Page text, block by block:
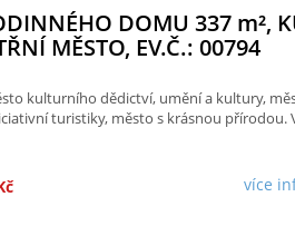
DOMU 337 m²,
MĚSTO, EV.Č.: 00794
kulturního dědictví, umění a kultury,
turistiky, město s krásnou přírodou.
více